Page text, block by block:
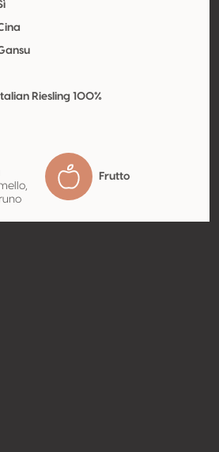
Italian Riesling 100%
Frutto